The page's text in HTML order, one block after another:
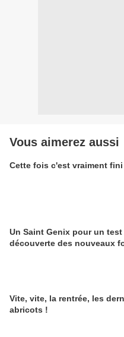
Vous aimerez aussi
Cette fois c'est vraiment fini
Un Saint Genix pour un test
découverte des nouveaux
Vite, vite, la rentrée, les
abricots !